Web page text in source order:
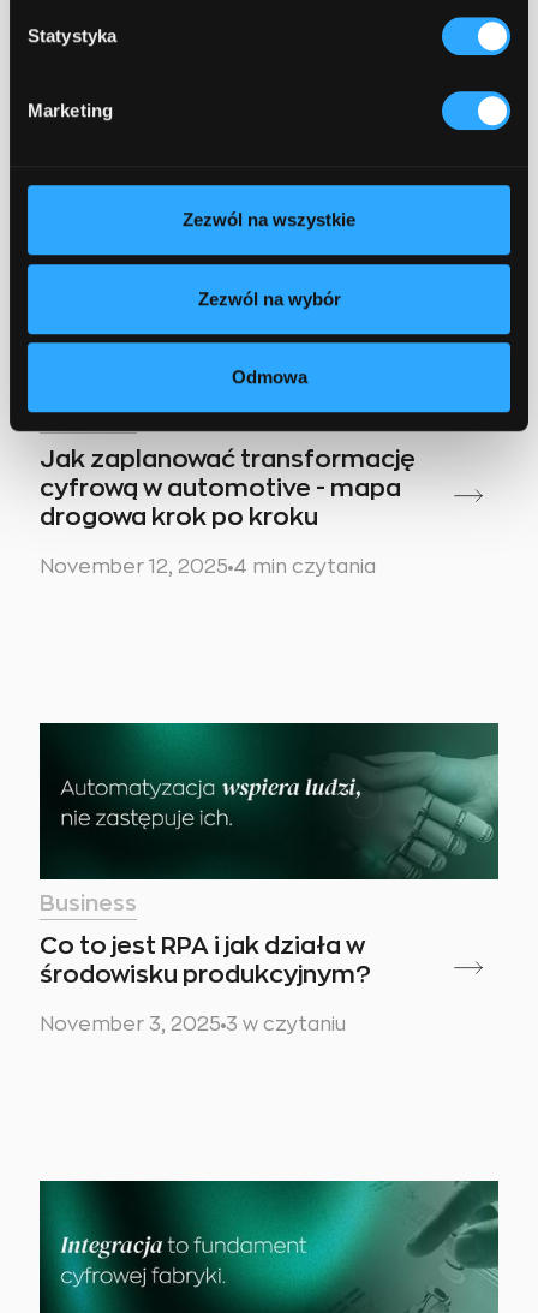
Statystyka
Marketing
Zezwól na wszystkie
Zezwól na wybór
Odmowa
5 sygnałów, że czas na zmianę
Business
Jak zaplanować transformację
cyfrową w automotive - mapa
drogowa krok po kroku
November 12, 2025 4 min czytania
Business
Co to jest RPA i jak działa w
środowisku produkcyjnym?
November 3, 2025 3 w czytaniu